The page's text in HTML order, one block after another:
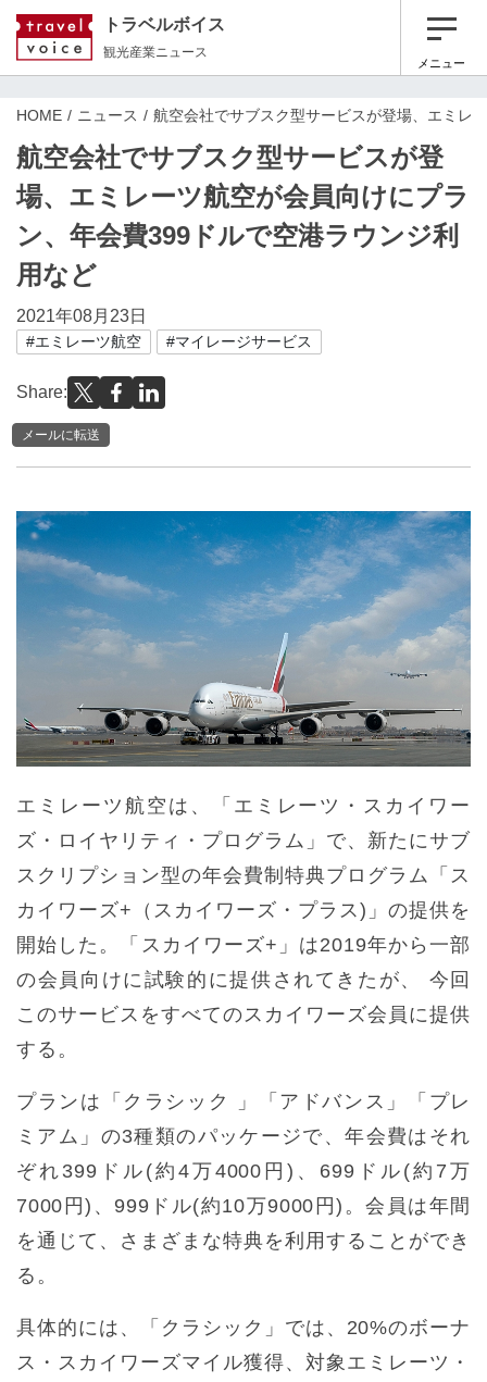
トラベルボイス
観光産業ニュース
メニュー
HOME ニュース 航空会社でサブスク型サービスが登場、エミレ
航空会社でサブスク型サービスが登
場、エミレーツ航空が会員向けにプラ
ン、年会費399ドルで空港ラウンジ利
用など
2021年08月23日
#エミレーツ航空 #マイレージサービス
Share:
メールに転送
エミレーツ航空は、「エミレーツ・スカイワー
ズ・ロイヤリティ・プログラム」で、新たにサブ
スクリプション型の年会費制特典プログラム「ス
カイワーズ+（スカイワーズ・プラス)」の提供を
開始した。「スカイワーズ+」は2019年から一部
の会員向けに試験的に提供されてきたが、 今回
このサービスをすべてのスカイワーズ会員に提供
する。
プランは「クラシック 」「アドバンス」「プレ
ミアム」の3種類のパッケージで、年会費はそれ
ぞれ399ドル(約4万4000円)、699ドル(約7万
7000円)、999ドル(約10万9000円)。会員は年間
を通じて、さまざまな特典を利用することができ
る。
具体的には、「クラシック」では、20%のボーナ
ス・スカイワーズマイル獲得、対象エミレーツ・